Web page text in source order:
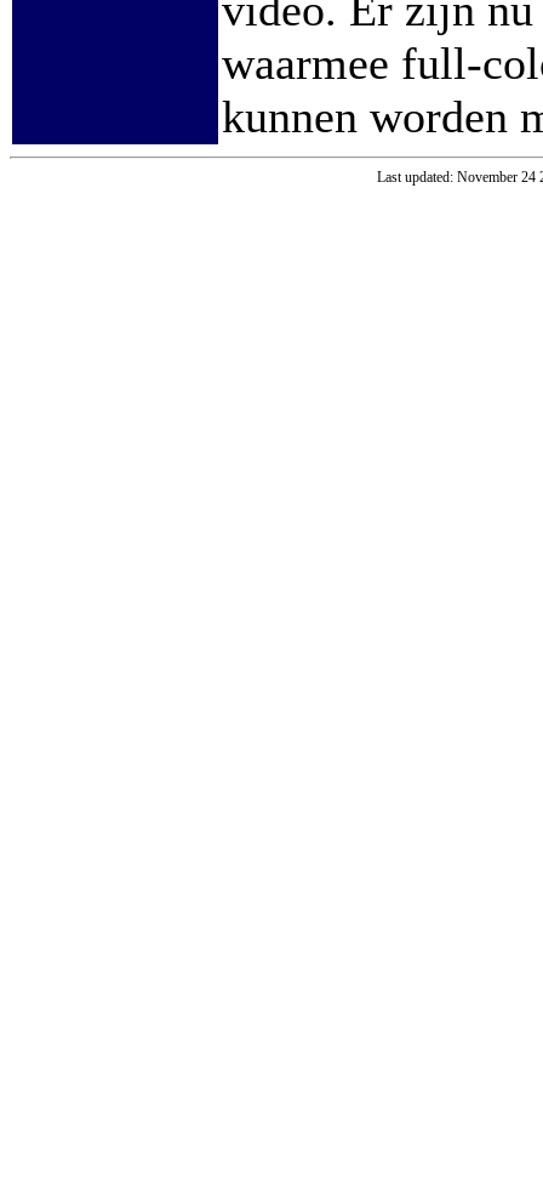
waarmee full-
kunnen worden
Last updated: November